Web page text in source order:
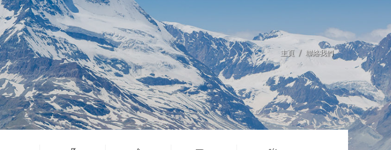
主頁 聯絡我們